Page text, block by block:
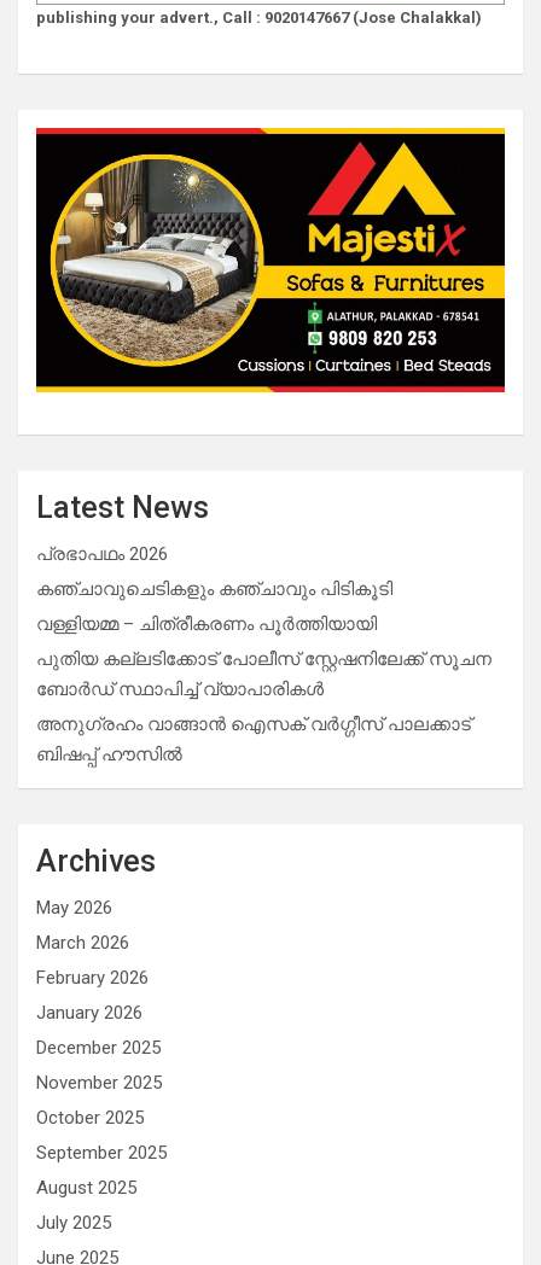
publishing your advert., Call : 9020147667 (Jose Chalakkal)
Latest News
പ്രഭാപഥം 2026
കഞ്ചാവുചെടികളും കഞ്ചാവും പിടികൂടി
വള്ളിയമ്മ – ചിത്രീകരണം പൂർത്തിയായി
പുതിയ കല്ലടിക്കോട് പോലീസ് സ്റ്റേഷനിലേക്ക് സൂചന
ബോർഡ് സ്ഥാപിച്ച് വ്യാപാരികൾ
അനുഗ്രഹം വാങ്ങാൻ ഐസക് വര്‍ഗ്ഗീസ് പാലക്കാട്
ബിഷപ്പ് ഹൗസില്‍
Archives
May 2026
March 2026
February 2026
January 2026
December 2025
November 2025
October 2025
September 2025
August 2025
July 2025
June 2025